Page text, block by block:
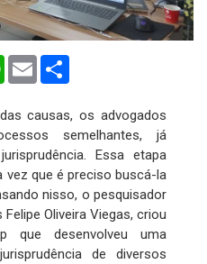
WhatsApp
Email
causas, os advogados
semelhantes, já
Essa etapa
vez que é preciso buscá-la
nisso, o pesquisador
Oliveira Viegas, criou
que desenvolveu uma
de diversos